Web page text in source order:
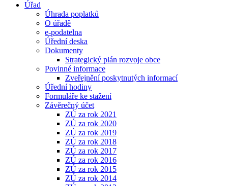
Úřad
Úhrada poplatků
O úřadě
e-podatelna
Úřední deska
Dokumenty
Strategický plán rozvoje obce
Povinné informace
Zveřejnění poskytnutých informací
Úřední hodiny
Formuláře ke stažení
Závěrečný účet
ZÚ za rok 2021
ZÚ za rok 2020
ZÚ za rok 2019
ZÚ za rok 2018
ZÚ za rok 2017
ZÚ za rok 2016
ZÚ za rok 2015
ZÚ za rok 2014